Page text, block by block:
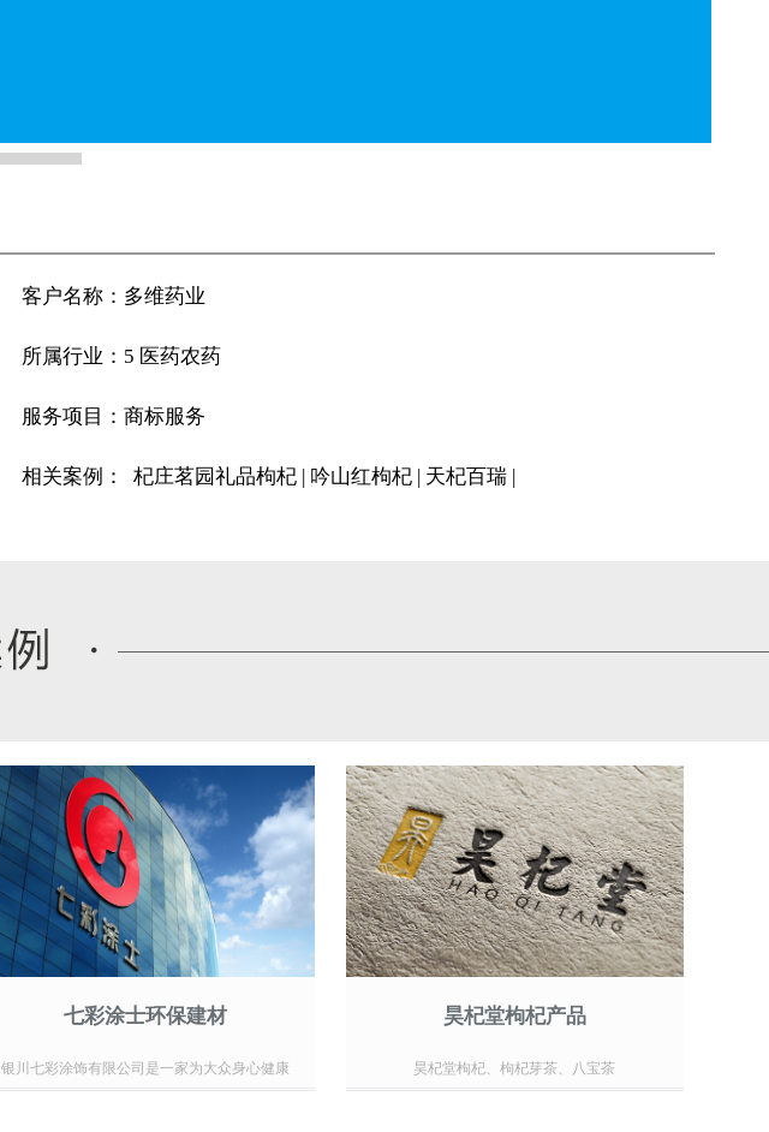
客户名称：多维药业
所属行业：5 医药农药
服务项目：商标服务
相关案例： 杞庄茗园礼品枸杞| 吟山红枸杞| 天杞百瑞|
七彩涂士环保建材
银川七彩涂饰有限公司是一家为大众身心健康
昊杞堂枸杞产品
昊杞堂枸杞、枸杞芽茶、八宝茶